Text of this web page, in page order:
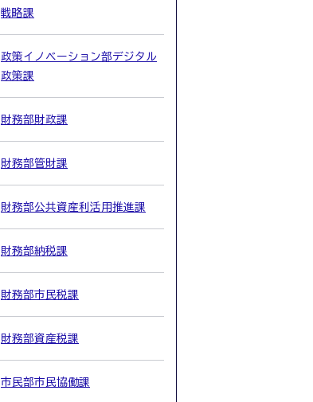
戦略課
政策イノベーション部デジタル
政策課
財務部財政課
財務部管財課
財務部公共資産利活用推進課
財務部納税課
財務部市民税課
財務部資産税課
市民部市民協働課